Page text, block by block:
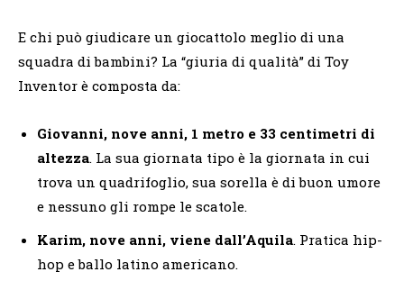
E chi può giudicare un giocattolo meglio di una
squadra di bambini? La “giuria di qualità” di Toy
Inventor è composta da:
Giovanni, nove anni, 1 metro e 33 centimetri di
altezza. La sua giornata tipo è la giornata in cui
trova un quadrifoglio, sua sorella è di buon umore
e nessuno gli rompe le scatole.
Karim, nove anni, viene dall’Aquila. Pratica hip-
hop e ballo latino americano.